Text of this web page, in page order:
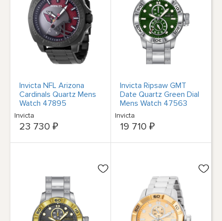
Invicta NFL Arizona
Cardinals Quartz Mens
Watch 47895
Invicta
23 730 ₽
Invicta Ripsaw GMT
Date Quartz Green Dial
Mens Watch 47563
Invicta
19 710 ₽